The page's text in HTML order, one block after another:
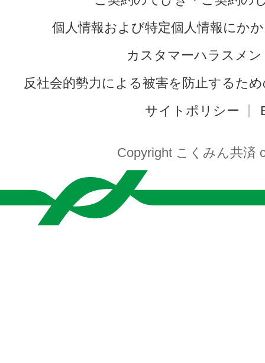
個人情報および特定個人情報にか
カスタマーハラスメ
反社会的勢力による被害を防止するた
サイトポリシー
Copyright こくみん共済